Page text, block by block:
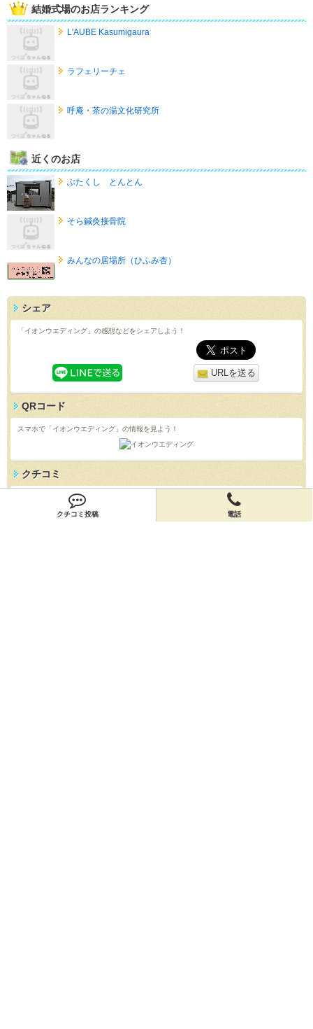
クチコミ投稿 電話
結婚式場のお店ランキング
L'AUBE Kasumigaura
ラフェリーチェ
呼庵・茶の湯文化研究所
近くのお店
ぶたくし とんとん
そら鍼灸接骨院
みんなの居場所（ひふみ杏）
シェア
「イオンウエディング」の感想などをシェアしよう！
URLを送る
QRコード
スマホで「イオンウエディング」の情報を見よう！
クチコミ
「イオンウエディング」のクチコミを投稿しよう！